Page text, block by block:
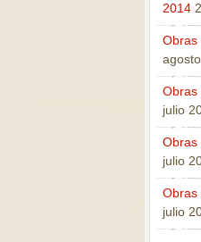
2014
Obras
Obras
julio
Obras
julio
Obras
julio